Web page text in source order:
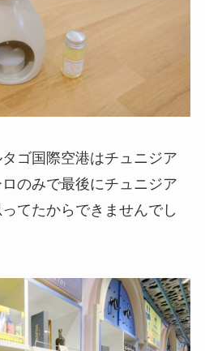
ゴ国際空港はチュニジア
のみで最後にチュニジア
てたからできませんでし